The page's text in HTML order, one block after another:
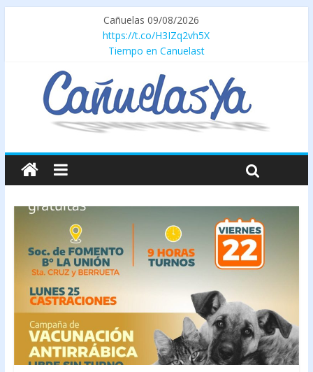
Cañuelas 09/08/2026
https://t.co/H3IZq2vh5X
Tiempo en Canuelast